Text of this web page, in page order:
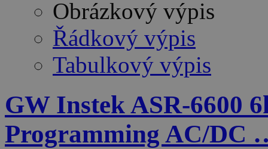
Obrázkový výpis
Řádkový výpis
Tabulkový výpis
GW Instek ASR-6600
Programming AC/DC